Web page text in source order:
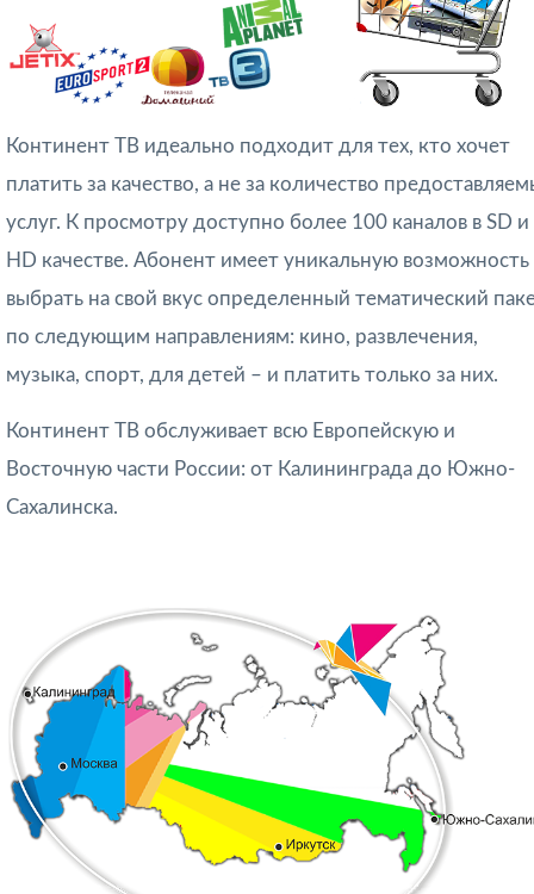
Континент ТВ идеально подходит для тех, кто хочет
платить за качество, а не за количество
услуг. К просмотру доступно более 100 каналов в SD и
HD качестве. Абонент имеет уникальную возможность
выбрать на свой вкус определенный тематический
по следующим направлениям: кино, развлечения,
музыка, спорт, для детей – и платить только за них.
Континент ТВ обслуживает всю Европейскую и
Восточную части России: от Калининграда до Южно-
Сахалинска.